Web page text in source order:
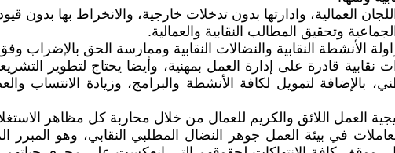
العمالية، وادارتها بدون تدخلات خارجية، والانخراط بها بدون
وتحقيق المطالب النقابية والعمالية.
الأنشطة النقابية والنضالات النقابية وممارسة الحق بالإضراب
نقابية قادرة على إدارة العمل بمهنية، وأيضا يحتاج لتطوير
بالإضافة لتمويل لكافة الأنشطة والبرامج، وزيادة الانتساب
العمل اللائق والكريم للعمال من خلال محاربة كل مظاهر
في بيئة العمل جوهر النضال المطلبي النقابي، وهو المبرر